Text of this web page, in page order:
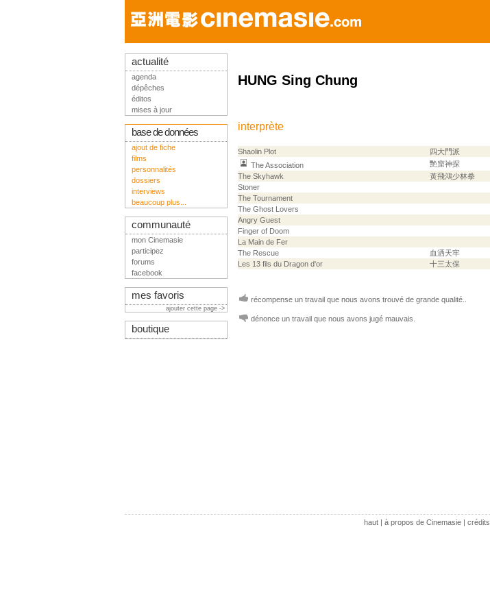
HUNG Sing Chung
interprète
Shaolin Plot 四大門派
The Association
艷窟神探
The Skyhawk
黃飛鴻少林拳
Stoner
The Tournament
The Ghost Lovers
Angry Guest
Finger of Doom
La Main de Fer
The Rescue
血洒天牢
Les 13 fils du Dragon d'or
十三太保
récompense un travail que nous avons trouvé de grande qualité..
dénonce un travail que nous avons jugé mauvais.
actualité
agenda
dépêches
éditos
mises à jour
base de données
ajout de fiche
films
personnalités
dossiers
interviews
beaucoup plus...
communauté
mon Cinemasie
participez
forums
facebook
mes favoris
ajouter cette page ->
boutique
haut| à propos de Cinemasie| crédits